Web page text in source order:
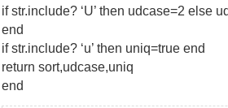
if str.include? ‘U’ then udcase=2 else
end
if str.include? ‘u’ then uniq=true end
return sort,udcase,uniq
end